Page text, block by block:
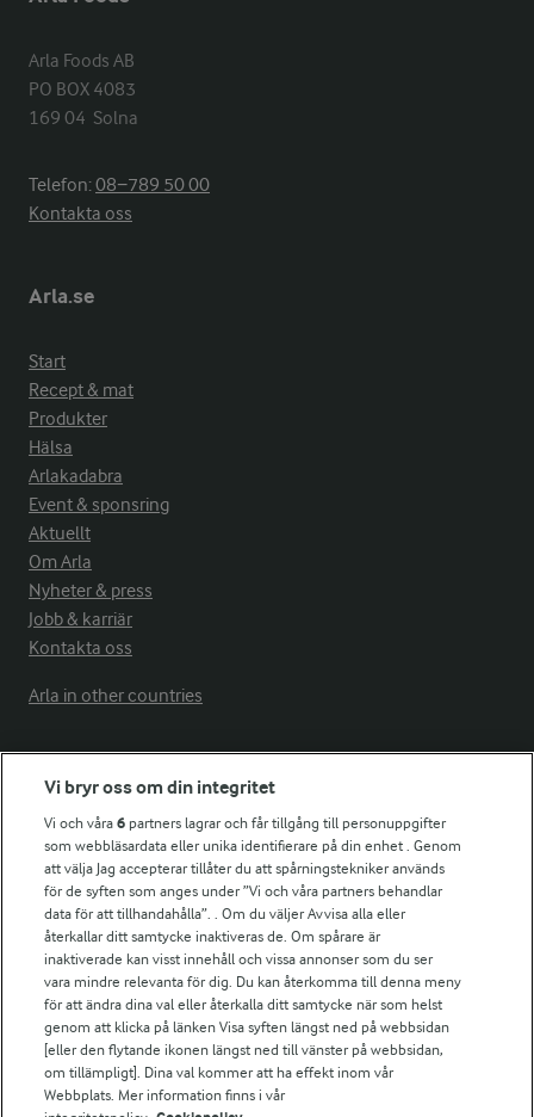
Arla Foods AB
PO BOX 4083
169 04  Solna
Telefon:08−789 50 00
Kontakta oss
Arla.se
Start
Recept & mat
Produkter
Hälsa
Arlakadabra
Event & sponsring
Aktuellt
Om Arla
Nyheter & press
Jobb & karriär
Kontakta oss
Arla in other countries
Fler Arlasajter
För ägare
Arlas kundportal
Arla.com
Falbygdens Ost
Arla webbshop
Bildbank
Följ oss
Vi bryr oss om din integritet
Vi och våra6 partners lagrar och får tillgång till personuppgifter
som webbläsardata eller unika identifierare på din enhet . Genom
att välja Jag accepterar tillåter du att spårningstekniker används
för de syften som anges under ”Vi och våra partners behandlar
data för att tillhandahålla”. . Om du väljer Avvisa alla eller
återkallar ditt samtycke inaktiveras de. Om spårare är
inaktiverade kan visst innehåll och vissa annonser som du ser
vara mindre relevanta för dig. Du kan återkomma till denna meny
för att ändra dina val eller återkalla ditt samtycke när som helst
genom att klicka på länken Visa syften längst ned på webbsidan
[eller den flytande ikonen längst ned till vänster på webbsidan,
om tillämpligt]. Dina val kommer att ha effekt inom vår
Webbplats. Mer information finns i vår